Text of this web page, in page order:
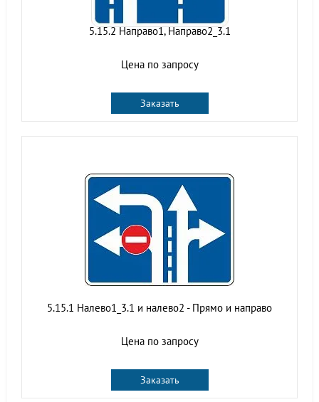
5.15.2 Направо1, Направо2_3.1
Цена по запросу
Заказать
5.15.1 Налево1_3.1 и налево2 - Прямо и направо
Цена по запросу
Заказать